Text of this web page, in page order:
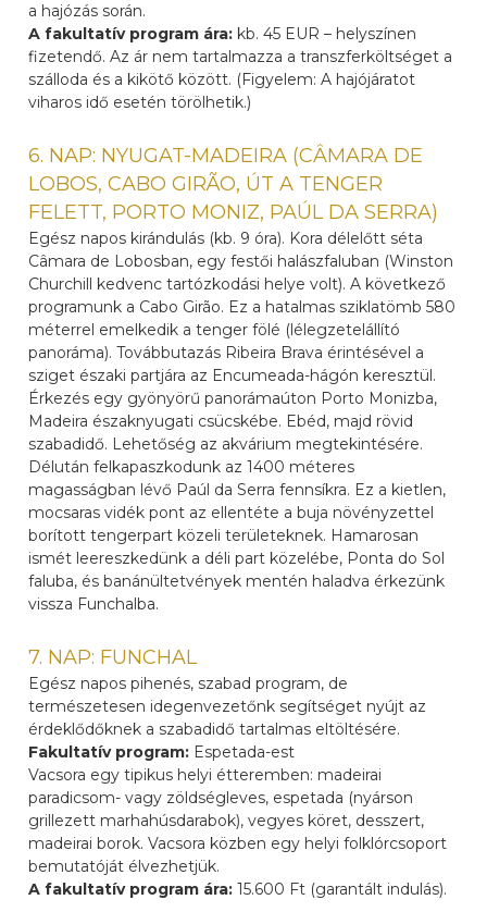
a hajózás során.
A fakultatív program ára: kb. 45 EUR – helyszínen
fizetendő. Az ár nem tartalmazza a transzferköltséget a
szálloda és a kikötő között. (Figyelem: A hajójáratot
viharos idő esetén törölhetik.)
6. NAP: NYUGAT-MADEIRA (CÂMARA DE
LOBOS, CABO GIRÃO, ÚT A TENGER
FELETT, PORTO MONIZ, PAÚL DA SERRA)
Egész napos kirándulás (kb. 9 óra). Kora délelőtt séta
Câmara de Lobosban, egy festői halászfaluban (Winston
Churchill kedvenc tartózkodási helye volt). A következő
programunk a Cabo Girão. Ez a hatalmas sziklatömb 580
méterrel emelkedik a tenger fölé (lélegzetelállító
panoráma). Továbbutazás Ribeira Brava érintésével a
sziget északi partjára az Encumeada-hágón keresztül.
Érkezés egy gyönyörű panorámaúton Porto Monizba,
Madeira északnyugati csücskébe. Ebéd, majd rövid
szabadidő. Lehetőség az akvárium megtekintésére.
Délután felkapaszkodunk az 1400 méteres
magasságban lévő Paúl da Serra fennsíkra. Ez a kietlen,
mocsaras vidék pont az ellentéte a buja növényzettel
borított tengerpart közeli területeknek. Hamarosan
ismét leereszkedünk a déli part közelébe, Ponta do Sol
faluba, és banánültetvények mentén haladva érkezünk
vissza Funchalba.
7. NAP: FUNCHAL
Egész napos pihenés, szabad program, de
természetesen idegenvezetőnk segítséget nyújt az
érdeklődőknek a szabadidő tartalmas eltöltésére.
Fakultatív program: Espetada-est
Vacsora egy tipikus helyi étteremben: madeirai
paradicsom- vagy zöldségleves, espetada (nyárson
grillezett marhahúsdarabok), vegyes köret, desszert,
madeirai borok. Vacsora közben egy helyi folklórcsoport
bemutatóját élvezhetjük.
A fakultatív program ára:15.600 Ft (garantált indulás).